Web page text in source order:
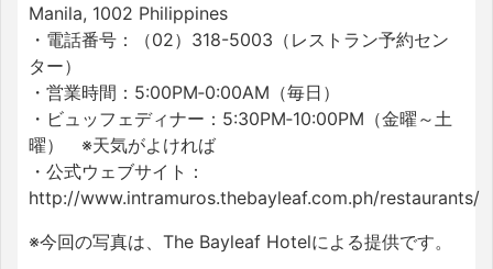
Manila, 1002 Philippines
・電話番号：（02）318-5003（レストラン予約セン
ター）
・営業時間：5:00PM‐0:00AM（毎日）
・ビュッフェディナー：5:30PM‐10:00PM（金曜～土
曜） ※天気がよければ
・公式ウェブサイト：
http://www.intramuros.thebayleaf.com.ph/restaurants/
※今回の写真は、The Bayleaf Hotelによる提供です。